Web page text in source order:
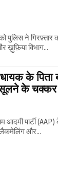
पुलिस ने
ख़ुफ़िया विभाग...
के पिता
के चक्कर
पार्टी (AAP)
और...